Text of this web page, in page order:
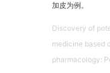
加皮为例。
Discovery of
medicine based
pharmacology: